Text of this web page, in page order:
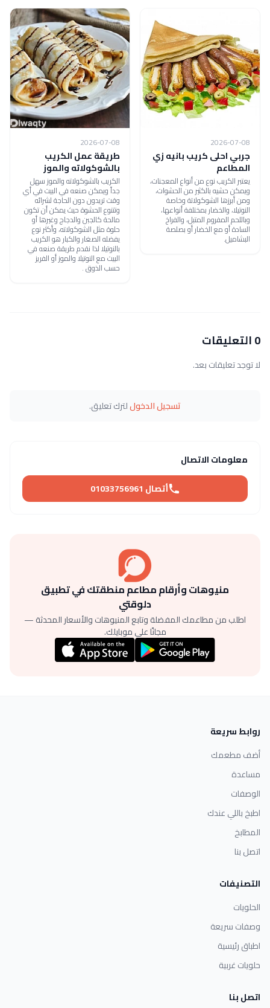
2026-07-08
جربي احلى كريب بانيه زي
المطاعم
يعتبر الكريب نوع من أنواع المعجنات،
ويمكن حشيه بالكثير من الحشوات،
ومن أبرزها الشوكولاتة وخاصة
النوتيلا، والخضار بمختلفة أنواعها،
وباللحم المفروم المتبل، والفراخ
السادة أو مع الخضار أو بصلصة
البشاميل.
2026-07-08
طريقة عمل الكريب
بالشوكولاته والموز
الكريب بالشوكولاته والموز سهل
جداً ويمكن صنعه في البيت في أي
وقت تريدون دون الحاجة لشرائه
وتتنوع الحشوة حيث يمكن أن تكون
مالحة كالجبن والدجاج وغيرها أو
حلوة مثل الشوكولاته، وأكثر نوع
يفضله الصغار والكبار هو الكريب
بالنوتيلا لذا نقدم طريقة صنعه في
البيت مع النوتيلا والموز أو الفريز
حسب الذوق .
0 التعليقات
لا توجد تعليقات بعد.
تسجيل الدخوللترك تعليق.
معلومات الاتصال
أتصال 01033756961
منيوهات وأرقام مطاعم منطقتك في تطبيق
دلوقتي
اطلب من مطاعمك المفضلة وتابع المنيوهات والأسعار المحدثة —
مجانًا على موبايلك.
روابط سريعة
أضف مطعمك
مساعدة
الوصفات
اطبخ باللي عندك
المطابخ
اتصل بنا
التصنيفات
الحلويات
وصفات سريعة
اطباق رئيسية
حلويات غربية
اتصل بنا